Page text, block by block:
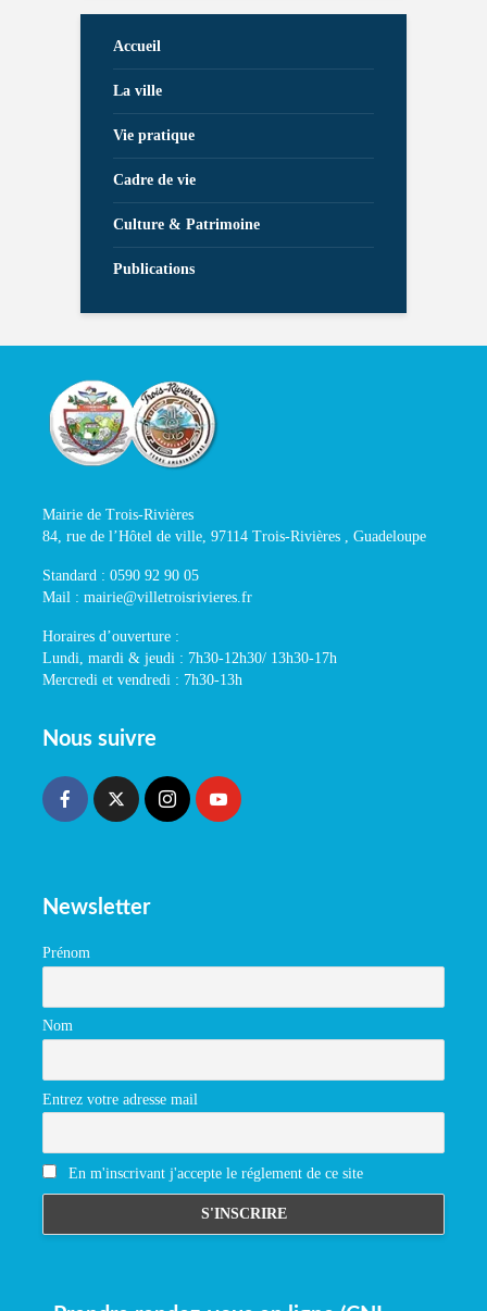
Accueil
La ville
Vie pratique
Cadre de vie
Culture & Patrimoine
Publications
Mairie de Trois-Rivières
84, rue de l’Hôtel de ville, 97114 Trois-Rivières , Guadeloupe
Standard : 0590 92 90 05
Mail : mairie@villetroisrivieres.fr
Horaires d’ouverture :
Lundi, mardi & jeudi : 7h30-12h30/ 13h30-17h
Mercredi et vendredi : 7h30-13h
Nous suivre
Newsletter
Prénom
Nom
Entrez votre adresse mail
En m'inscrivant j'accepte le réglement de ce site